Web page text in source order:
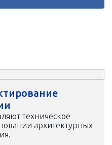
техническое
архитектурных